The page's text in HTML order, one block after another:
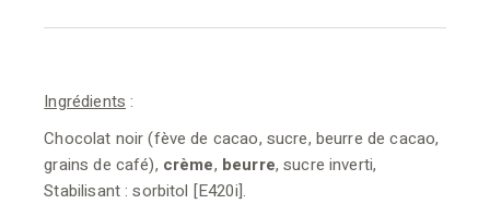
Ingrédients :
Chocolat noir (fève de cacao, sucre, beurre de cacao,
grains de café), crème, beurre, sucre inverti,
Stabilisant : sorbitol [E420i].